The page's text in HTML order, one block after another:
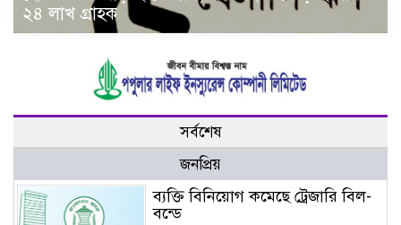
২৪ লাখ গ্রাহক
সর্বশেষ
জনপ্রিয়
ব্যক্তি বিনিয়োগ কমেছে ট্রেজারি বিল-
বন্ডে